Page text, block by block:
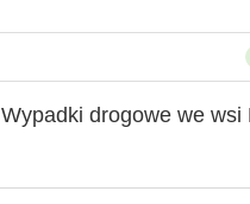
Wypadki drogowe we wsi